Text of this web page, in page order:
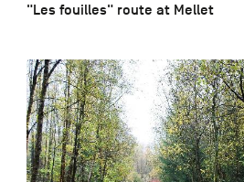
"Les fouilles" route at Mellet